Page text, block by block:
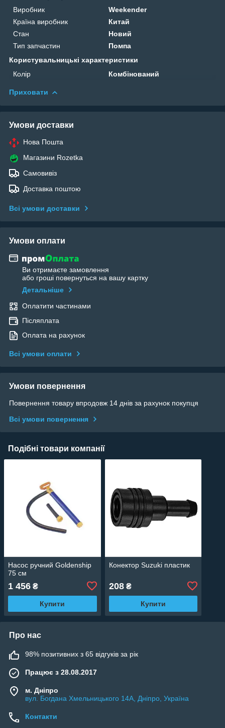
Виробник
Weekender
Країна виробник
Китай
Стан
Новий
Тип запчастин
Помпа
Користувальницькі характеристики
Колір
Комбінований
Приховати
Умови доставки
Нова Пошта
Магазини Rozetka
Самовивіз
Доставка поштою
Всі умови доставки
Умови оплати
Ви отримаєте замовлення
або гроші повернуться на вашу картку
Детальніше
Оплатити частинами
Післяплата
Оплата на рахунок
Всі умови оплати
Умови повернення
Повернення товару впродовж 14 днів за рахунок покупця
Всі умови повернення
Подібні товари компанії
Насос ручний Goldenship
75 см
1 456 ₴
Купити
Конектор Suzuki пластик
208₴
Купити
Про нас
98% позитивних з 65 відгуків за рік
Працює з 28.08.2017
м. Дніпро
вул. Богдана Хмельницького 14А, Дніпро, Україна
Контакти